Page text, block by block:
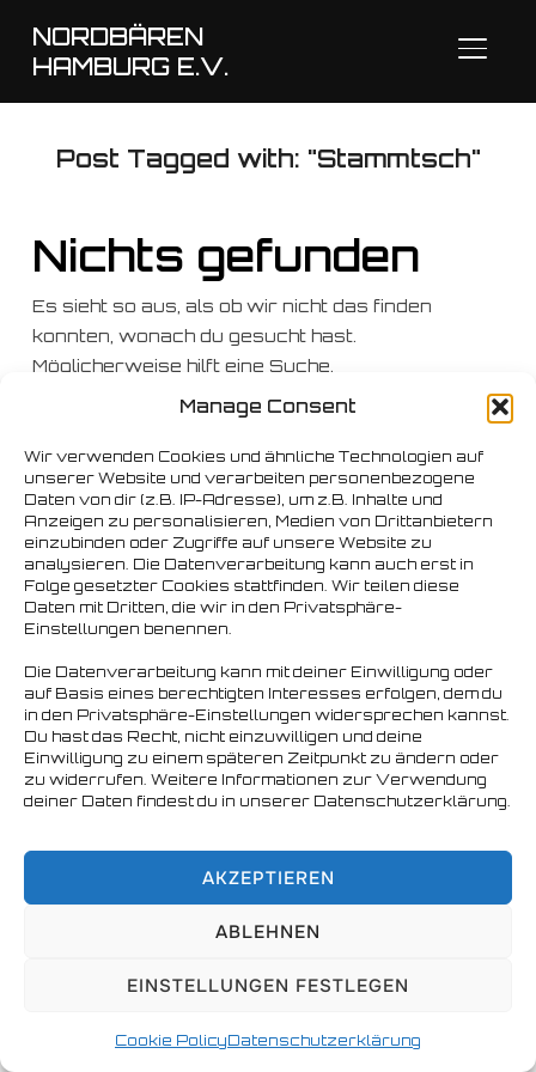
Manage Consent
Wir verwenden Cookies und ähnliche Technologien auf
unserer Website und verarbeiten personenbezogene
Daten von dir (z.B. IP-Adresse), um z.B. Inhalte und
Anzeigen zu personalisieren, Medien von Drittanbietern
einzubinden oder Zugriffe auf unsere Website zu
analysieren. Die Datenverarbeitung kann auch erst in
Folge gesetzter Cookies stattfinden. Wir teilen diese
Daten mit Dritten, die wir in den Privatsphäre-
Einstellungen benennen.
Die Datenverarbeitung kann mit deiner Einwilligung oder
auf Basis eines berechtigten Interesses erfolgen, dem du
in den Privatsphäre-Einstellungen widersprechen kannst.
Du hast das Recht, nicht einzuwilligen und deine
Einwilligung zu einem späteren Zeitpunkt zu ändern oder
zu widerrufen. Weitere Informationen zur Verwendung
deiner Daten findest du in unserer Datenschutzerklärung.
AKZEPTIEREN
ABLEHNEN
EINSTELLUNGEN FESTLEGEN
Cookie PolicyDatenschutzerklärung
NORDBÄREN
HAMBURG E.V.
Post Tagged with: "Stammtsch"
Nichts gefunden
Es sieht so aus, als ob wir nicht das finden
konnten, wonach du gesucht hast.
Möglicherweise hilft eine Suche.
Copyright © 2026 Nordbären Hamburg e.V.